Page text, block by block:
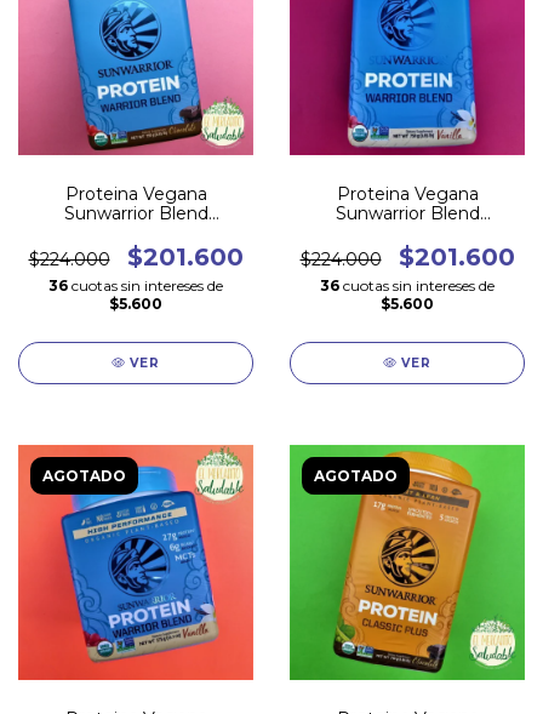
Proteina Vegana
Sunwarrior Blend
$224.000
$201.600
36 cuotas sin intereses de
$5.600
VER
Proteina Vegana
Sunwarrior Blend
$224.000
$201.600
36 cuotas sin intereses de
$5.600
VER
AGOTADO AGOTADO